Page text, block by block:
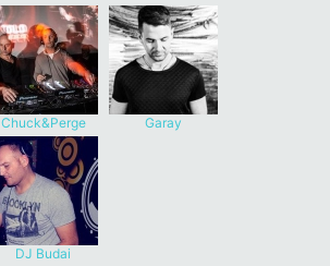
Chuck&Perge Garay
DJ Budai